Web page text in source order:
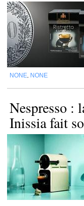
NONE NONE
Nespresso :
Inissia fait